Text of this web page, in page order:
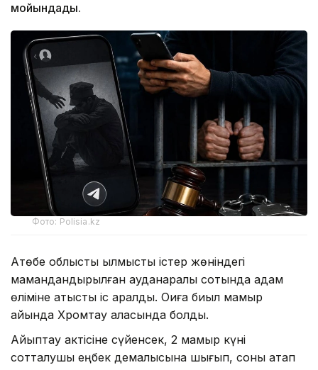
мойындады.
Фото: Polisia.kz
Ақтөбе облыстық қылмыстық істер жөніндегі
мамандандырылған ауданаралық сотында адам
өліміне қатысты іс қаралды. Оқиға биыл мамыр
айында Хромтау қаласында болды.
Айыптау актісіне сүйенсек, 2 мамыр күні
сотталушы еңбек демалысына шығып, соны атап